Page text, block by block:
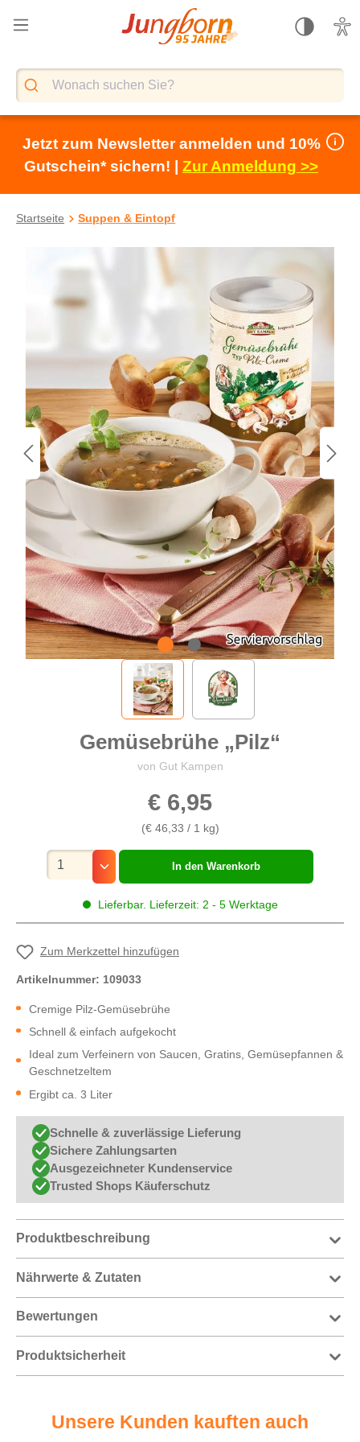
springen
Jetzt zum Newsletter anmelden und 10%
Gutschein* sichern! | Zur Anmeldung >>
Startseite Suppen & Eintopf
Gemüsebrühe „Pilz“
von Gut Kampen
€ 6,95
(€ 46,33 / 1 kg)
Lieferbar. Lieferzeit: 2 - 5 Werktage
Mengenauswahl
In den Warenkorb
Zum Merkzettel hinzufügen
Artikelnummer: 109033
Cremige Pilz-Gemüsebrühe
Schnell & einfach aufgekocht
Ideal zum Verfeinern von Saucen, Gratins, Gemüsepfannen &
Geschnetzeltem
Ergibt ca. 3 Liter
Schnelle & zuverlässige Lieferung
Sichere Zahlungsarten
Ausgezeichneter Kundenservice
Trusted Shops Käuferschutz
Produktbeschreibung
Nährwerte & Zutaten
Bewertungen
Produktsicherheit
Unsere Kunden kauften auch